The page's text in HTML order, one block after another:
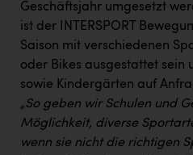
Geschäftsjahr umgesetzt
ist der INTERSPORT
Saison mit verschiedenen
oder Bikes ausgestattet sein
sowie Kindergärten auf
„So geben wir Schulen und
Möglichkeit, diverse
wenn sie nicht die richtigen